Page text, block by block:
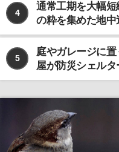
4
通常工期を大幅
の粋を集めた地
5
庭やガレージに
屋が防災シェルタ